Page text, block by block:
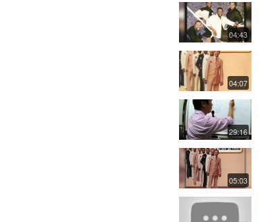
04:43
04:07
29:16
05:03